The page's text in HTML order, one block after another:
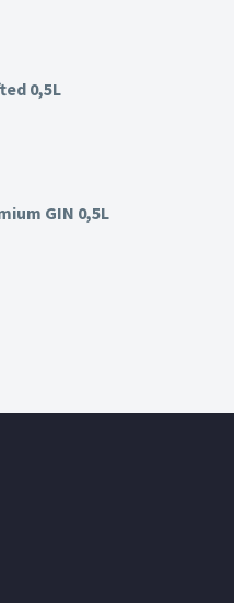
0,5L
GIN 0,5L